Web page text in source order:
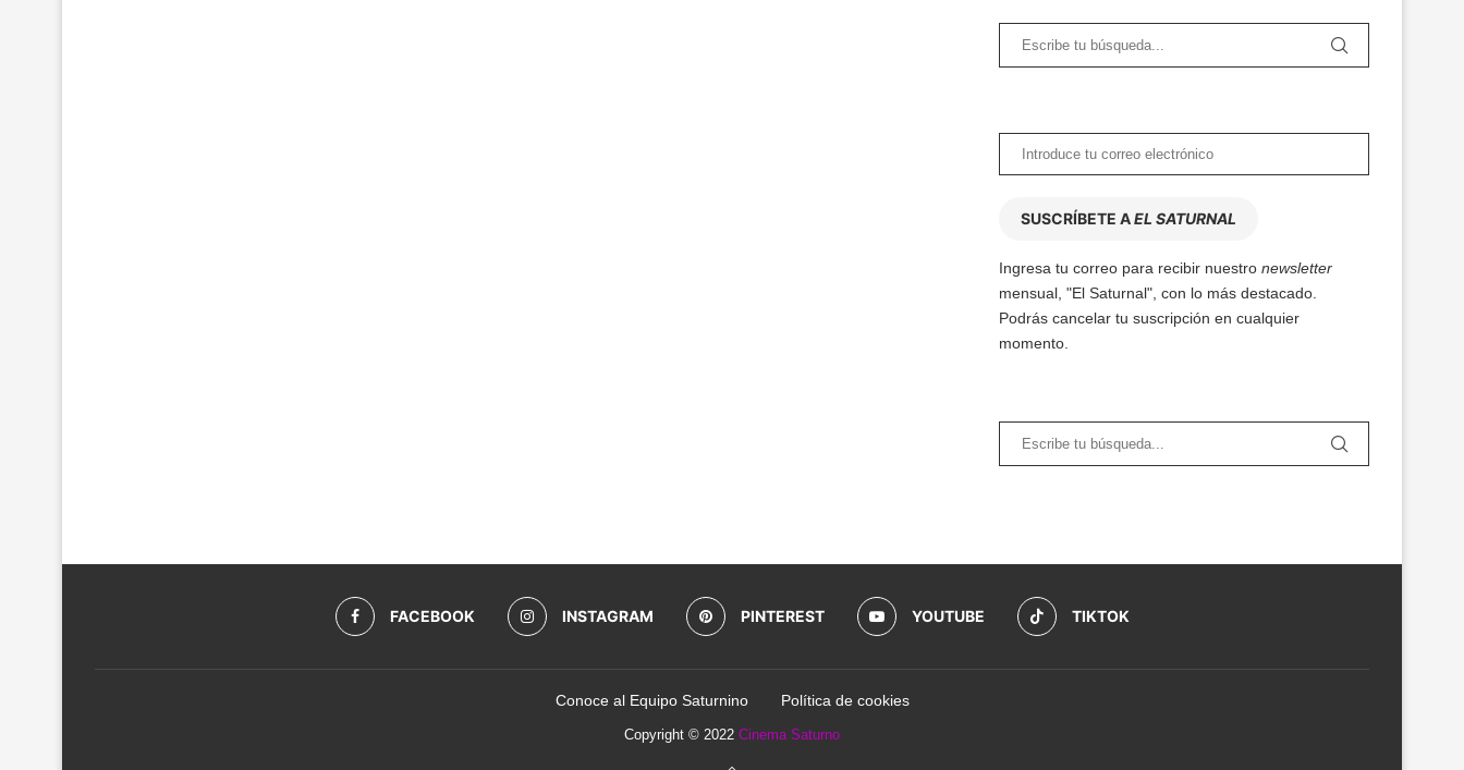
SUSCRÍBETE AEL SATURNAL
Ingresa tu correo para recibir nuestro newsletter
mensual, "El Saturnal", con lo más destacado.
Podrás cancelar tu suscripción en cualquier
momento.
FACEBOOK INSTAGRAM PINTEREST YOUTUBE TIKTOK
Conoce al Equipo Saturnino Política de cookies
Copyright © 2022 Cinema Saturno